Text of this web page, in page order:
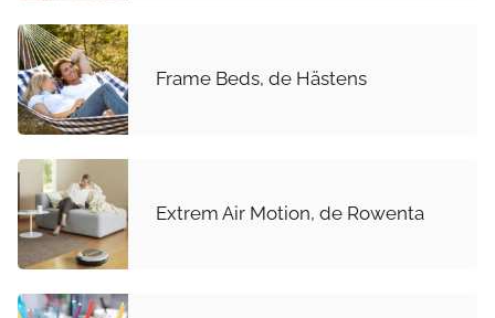
Frame Beds, de Hästens
Extrem Air Motion, de Rowenta